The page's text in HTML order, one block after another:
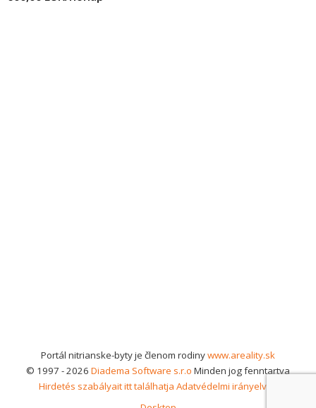
Portál nitrianske-byty je členom rodinywww.areality.sk
© 1997 - 2026 Diadema Software s.r.o Minden jog fenntartva
Hirdetés szabályait itt találhatja Adatvédelmi irányelvek